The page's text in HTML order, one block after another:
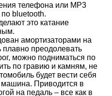
телефона или MP3
bluetooth.
это катание
амортизаторами на
плавно преодолевать
можно подниматься по
по гравию и камням, не
будет вести себя
Приводится в
на педаль – все как в